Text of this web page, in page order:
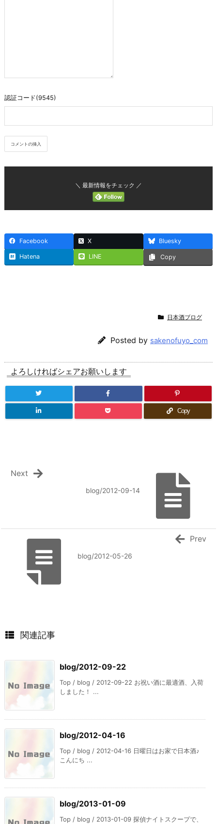
認証コード(9545)
＼ 最新情報をチェック ／
Facebook X Bluesky
Hatena LINE Copy
日本酒ブログ
Posted by sakenofuyo_com
よろしければシェアお願いします
Copy
blog/2012-09-14
Next
blog/2012-05-26
Prev
関連記事
blog/2012-09-22
Top / blog / 2012-09-22 お祝い酒に最適酒、入荷
しました！ ...
blog/2012-04-16
Top / blog / 2012-04-16 日曜日はお家で日本酒♪
こんにち ...
blog/2013-01-09
Top / blog / 2013-01-09 探偵ナイトスクープで、